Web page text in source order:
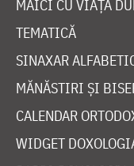
MAICI CU VIAȚĂ
TEMATICĂ
SINAXAR
MĂNĂSTIRI ȘI
CALENDAR
WIDGET